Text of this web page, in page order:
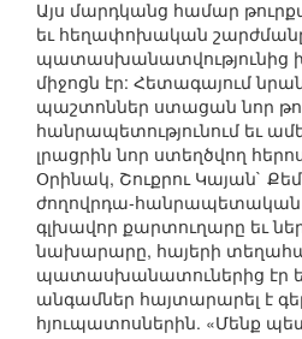
Այս մարդկանց համար
եւ հեղափոխական
պատասխանատվությունից
միջոցն էր: Հետագայում
պաշտոններ ստացան նոր
հանրապետությունում եւ
լրացրին նոր ստեղծվող
Օրինակ, Շուքրու Կայան`
ժողովրդա-հանրապետական
գլխավոր քարտուղարը եւ
նախարարը, հայերի
պատասխանատուներից էր
անգամներ հայտարարել է
հյուպատոսներին. «Մենք